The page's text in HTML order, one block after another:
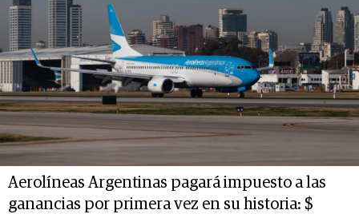
Aerolíneas Argentinas pagará impuesto a las
ganancias por primera vez en su historia: $